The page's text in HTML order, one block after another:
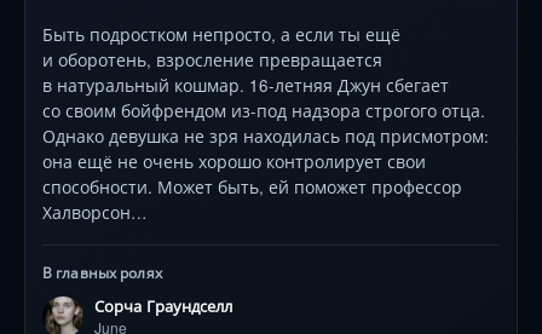
Быть подростком непросто, а если ты ещё
и оборотень, взросление превращается
в натуральный кошмар. 16-летняя Джун сбегает
со своим бойфрендом из-под надзора строгого отца.
Однако девушка не зря находилась под присмотром:
она ещё не очень хорошо контролирует свои
способности. Может быть, ей поможет профессор
Халворсон…
В главных ролях
Сорча Граундселл
June